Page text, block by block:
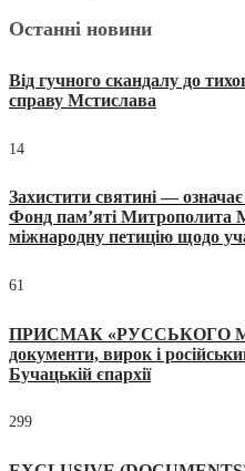
Останні новини
Від гучного скандалу до
справу Мстислава
14
Захистити святині —
Фонд пам’яті Митрополита
міжнародну петицію щодо
61
ПРИСМАК «РУССЬКОГО
документи, вирок і
Бучацькій єпархії
299